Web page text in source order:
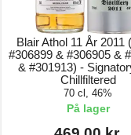
Blair Athol 11 År 2011
#306899 & #306905 &
& #301913) -
Chillfiltered
70 cl, 46%
På lager